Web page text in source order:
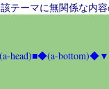
テーマに無関係な内
head)■◆(a-bottom)◆